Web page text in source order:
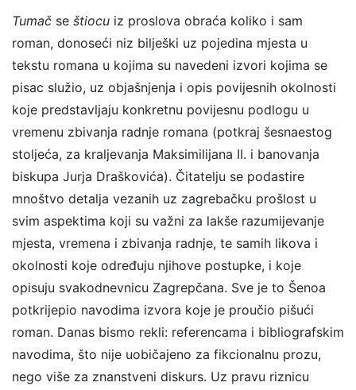
Tumač se štiocu iz proslova obraća koliko i sam
roman, donoseći niz bilješki uz pojedina mjesta u
tekstu romana u kojima su navedeni izvori kojima se
pisac služio, uz objašnjenja i opis povijesnih okolnosti
koje predstavljaju konkretnu povijesnu podlogu u
vremenu zbivanja radnje romana (potkraj šesnaestog
stoljeća, za kraljevanja Maksimilijana II. i banovanja
biskupa Jurja Draškovića). Čitatelju se podastire
mnoštvo detalja vezanih uz zagrebačku prošlost u
svim aspektima koji su važni za lakše razumijevanje
mjesta, vremena i zbivanja radnje, te samih likova i
okolnosti koje određuju njihove postupke, i koje
opisuju svakodnevnicu Zagrepčana. Sve je to Šenoa
potkrijepio navodima izvora koje je proučio pišući
roman. Danas bismo rekli: referencama i bibliografskim
navodima, što nije uobičajeno za fikcionalnu prozu,
nego više za znanstveni diskurs. Uz pravu riznicu